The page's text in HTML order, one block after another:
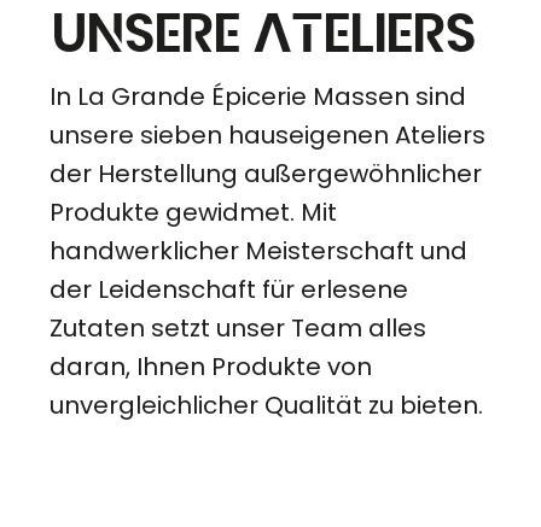
Unsere Ateliers
In La Grande Épicerie Massen sind
unsere sieben hauseigenen Ateliers
der Herstellung außergewöhnlicher
Produkte gewidmet. Mit
handwerklicher Meisterschaft und
der Leidenschaft für erlesene
Zutaten setzt unser Team alles
daran, Ihnen Produkte von
unvergleichlicher Qualität zu bieten.